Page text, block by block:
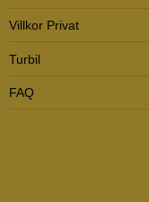
Villkor Privat
Turbil
FAQ